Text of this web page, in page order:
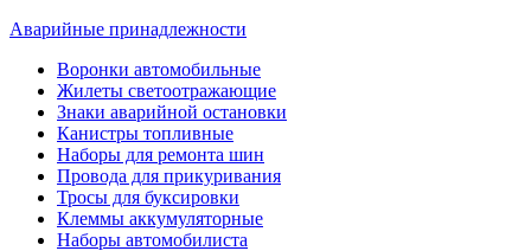
Аварийные принадлежности
Воронки автомобильные
Жилеты светоотражающие
Знаки аварийной остановки
Канистры топливные
Наборы для ремонта шин
Провода для прикуривания
Тросы для буксировки
Клеммы аккумуляторные
Наборы автомобилиста